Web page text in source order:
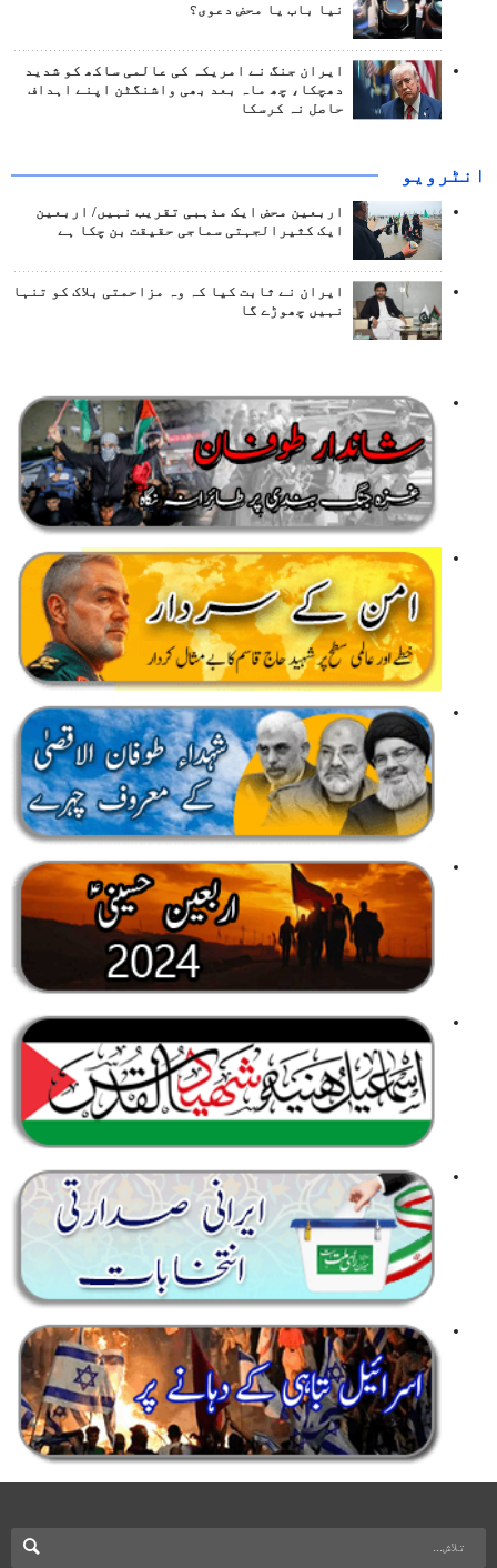
نیا باب یا محض دعوی؟
ایران جنگ نے امریکہ کی عالمی ساکھ کو شدید
دھچکا، چھ ماہ بعد بھی واشنگٹن اپنے اہداف
حاصل نہ کرسکا
انٹرويو
اربعین محض ایک مذہبی تقریب نہیں/ اربعین
ایک کثیرالجہتی سماجی حقیقت بن چکا ہے
ایران نے ثابت کیا کہ وہ مزاحمتی بلاک کو تنہا
نہیں چھوڑے گا